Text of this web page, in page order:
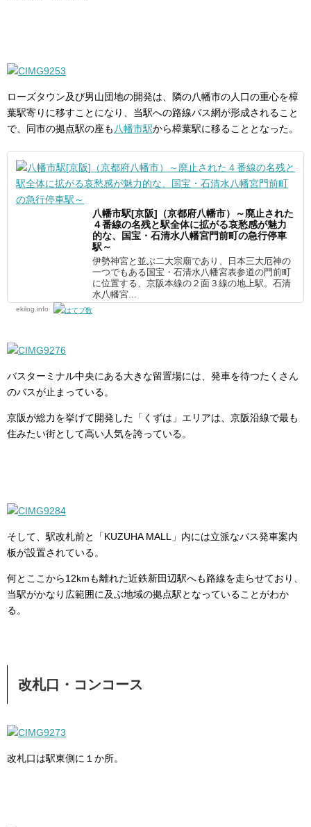
ローズタウン及び男山団地の開発は、隣の八幡市の人口の重心を樟
葉駅寄りに移すことになり、当駅への路線バス網が形成されること
で、同市の拠点駅の座も 八幡市駅から樟葉駅に移ることとなった。
八幡市駅[京阪]（京都府八幡市）～廃止された
４番線の名残と駅全体に拡がる哀愁感が魅力
的な、国宝・石清水八幡宮門前町の急行停車
駅～
伊勢神宮と並ぶ二大宗廟であり、日本三大厄神の
一つでもある国宝・石清水八幡宮表参道の門前町
に位置する、京阪本線の２面３線の地上駅。石清
水八幡宮...
ekilog.info
バスターミナル中央にある大きな留置場には、発車を待つたくさん
のバスが止まっている。
京阪が総力を挙げて開発した「くずは」エリアは、京阪沿線で最も
住みたい街として高い人気を誇っている。
そして、駅改札前と「KUZUHA MALL」内には立派なバス発車案内
板が設置されている。
何とここから12kmも離れた近鉄新田辺駅へも路線を走らせており、
当駅がかなり広範囲に及ぶ地域の拠点駅となっていることがわか
る。
改札口・コンコース
改札口は駅東側に１か所。